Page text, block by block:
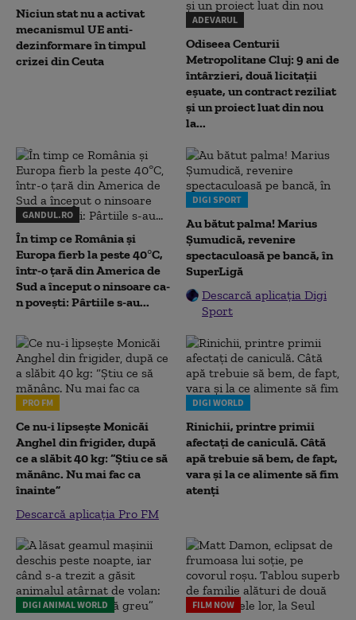
Niciun stat nu a activat
mecanismul UE anti-
dezinformare în timpul
crizei din Ceuta
ADEVARUL
Odiseea Centurii
Metropolitane Cluj: 9 ani de
întârzieri, două licitații
eșuate, un contract reziliat
și un proiect luat din nou
la...
GANDUL.RO
În timp ce România și
Europa fierb la peste 40°C,
într-o țară din America de
Sud a început o ninsoare ca-
n povești: Pârtiile s-au...
DIGI SPORT
Au bătut palma! Marius
Șumudică, revenire
spectaculoasă pe bancă, în
SuperLigă
Descarcă aplicația Digi
Sport
PRO FM
Ce nu-i lipsește Monicăi
Anghel din frigider, după
ce a slăbit 40 kg: “Știu ce să
mănânc. Nu mai fac ca
înainte”
Descarcă aplicația Pro FM
DIGI WORLD
Rinichii, printre primii
afectați de caniculă. Câtă
apă trebuie să bem, de fapt,
vara și la ce alimente să fim
atenți
DIGI ANIMAL WORLD FILM NOW